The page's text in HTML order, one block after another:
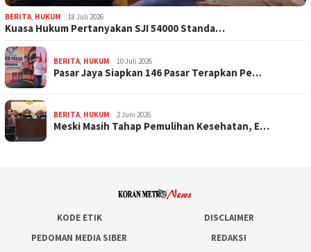
BERITA HUKUM 18 Juli 2026
Kuasa Hukum Pertanyakan SJI 54000 Standa…
BERITA HUKUM 10 Juli 2026
Pasar Jaya Siapkan 146 Pasar Terapkan Pe…
BERITA HUKUM 2 Juni 2026
Meski Masih Tahap Pemulihan Kesehatan, E…
KODE ETIK
DISCLAIMER
PEDOMAN MEDIA SIBER
REDAKSI